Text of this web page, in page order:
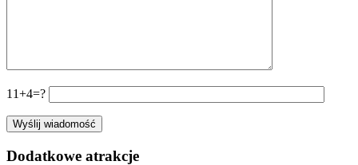
11+4=?
Dodatkowe atrakcje